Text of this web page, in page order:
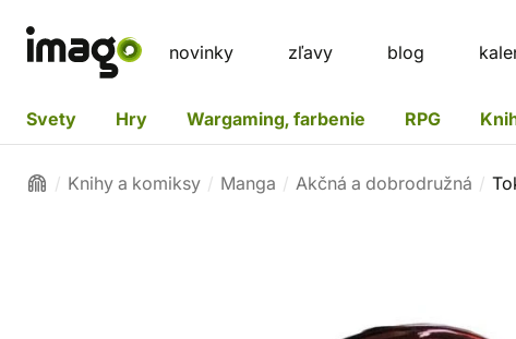
novinky zľavy blog
Svety Hry Wargaming, farbenie RPG
Knihy a komiksy Manga Akčná a dobrodružná